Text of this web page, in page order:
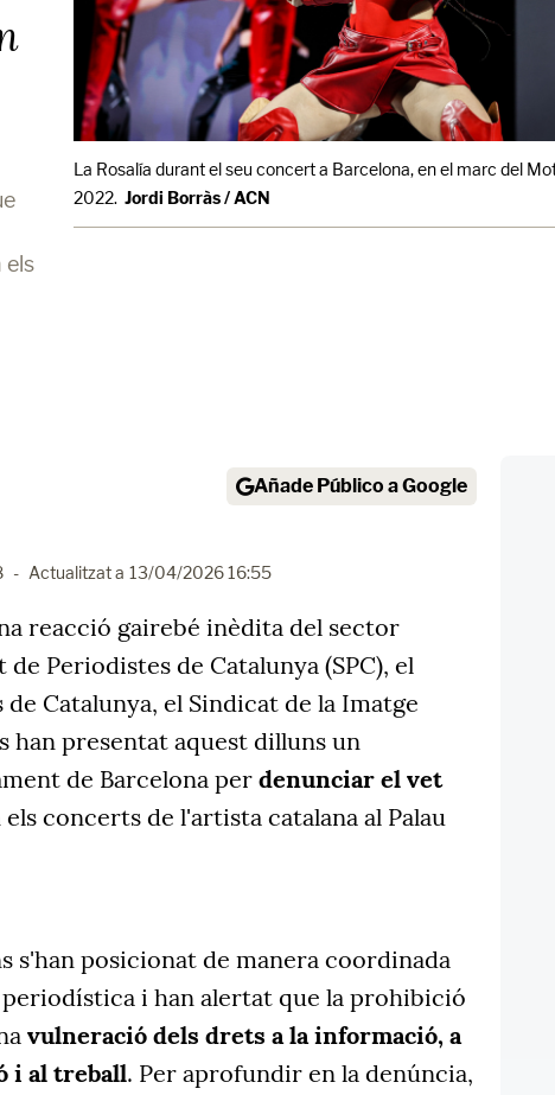
els
La Rosalía durant el seu concert a Barcelona, en el marc del
2022. Jordi Borràs / ACN
Añade Público a Google
- Actualitzat a 13/04/2026 16:55
reacció gairebé inèdita del sector
Periodistes de Catalunya (SPC), el
de Catalunya, el Sindicat de la Imatge
han presentat aquest dilluns un
de Barcelona per denunciar el vet
els concerts de l'artista catalana al Palau
s'han posicionat de manera coordinada
periodística i han alertat que la prohibició
vulneració dels drets a la informació, a
i al treball. Per aprofundir en la denúncia,